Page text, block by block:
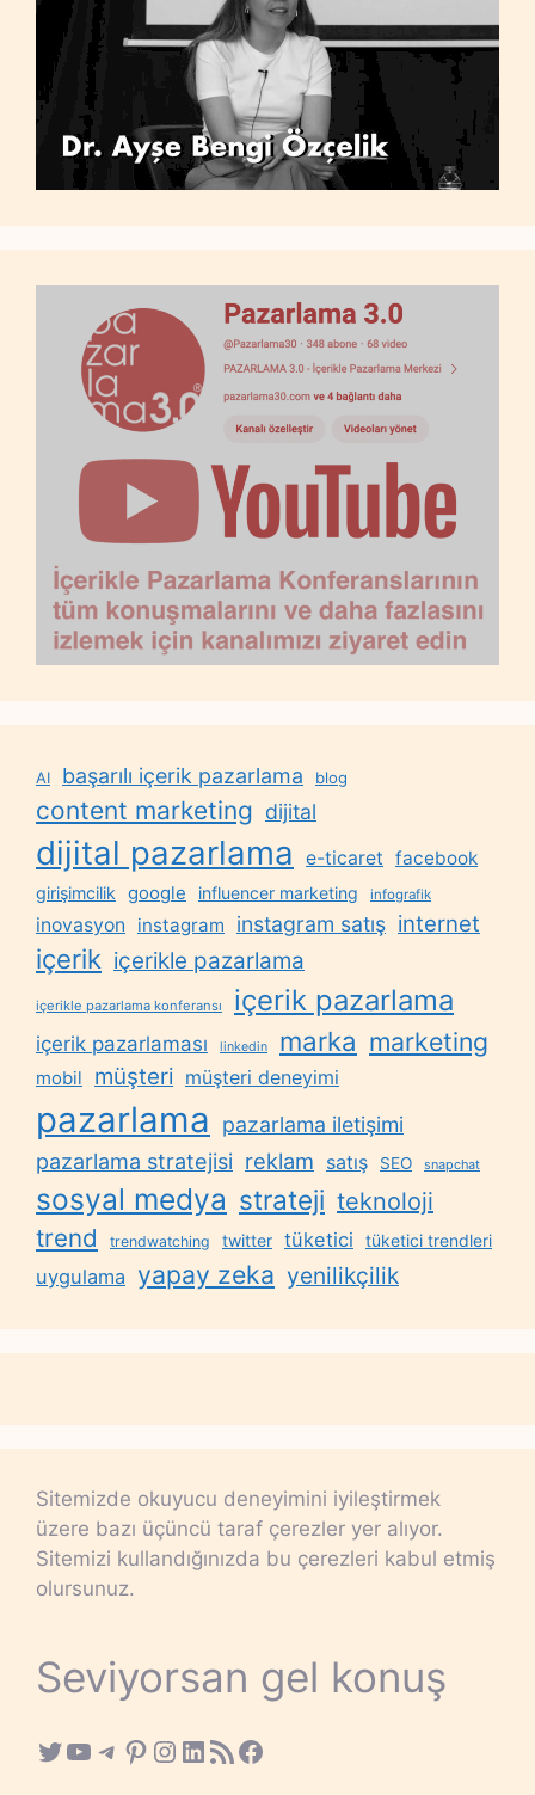
AI başarılı içerik pazarlama blog
content marketing dijital
dijital pazarlama e-ticaret facebook
girişimcilik google influencer marketing infografik
inovasyon instagram instagram satış internet
içerik içerikle pazarlama
içerikle pazarlama konferansı içerik pazarlama
içerik pazarlaması linkedin marka marketing
mobil müşteri müşteri deneyimi
pazarlama
pazarlama iletişimi
pazarlama stratejisi reklam satış SEO snapchat
sosyal medya strateji teknoloji
trend trendwatching twitter tüketici tüketici trendleri
uygulama yapay zeka yenilikçilik
Sitemizde okuyucu deneyimini iyileştirmek
üzere bazı üçüncü taraf çerezler yer alıyor.
Sitemizi kullandığınızda bu çerezleri kabul etmiş
olursunuz.
Seviyorsan gel konuş
Twitter
YouTube
Telegram
Pinterest
Instagram
LinkedIn
RSS FeedFacebook